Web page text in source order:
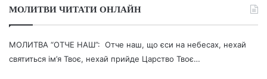
МОЛИТВИ ЧИТАТИ ОНЛАЙН
МОЛИТВА “ОТЧЕ НАШ”: Отче наш, що єси на небесах, нехай
святиться ім’я Твоє, нехай прийде Царство Твоє…